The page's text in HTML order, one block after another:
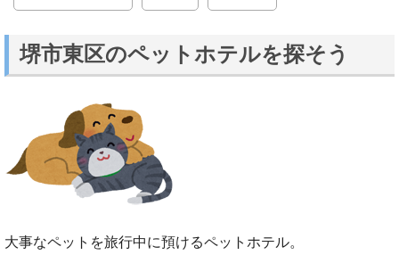
堺市東区のペットホテルを探そう
大事なペットを旅行中に預けるペットホテル。